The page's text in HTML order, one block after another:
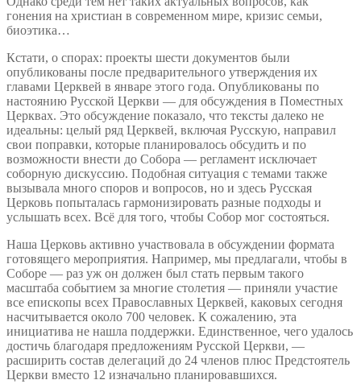
гонения на христиан в современном мире, кризис семьи,
биоэтика…
Кстати, о спорах: проекты шести документов были
опубликованы после предварительного утверждения их
главами Церквей в январе этого года. Опубликованы по
настоянию Русской Церкви — для обсуждения в Поместных
Церквах. Это обсуждение показало, что тексты далеко не
идеальны: целый ряд Церквей, включая Русскую, направил
свои поправки, которые планировалось обсудить и по
возможности внести до Собора — регламент исключает
соборную дискуссию. Подобная ситуация с темами также
вызывала много споров и вопросов, но и здесь Русская
Церковь попыталась гармонизировать разные подходы и
услышать всех. Всё для того, чтобы Собор мог состояться.
Наша Церковь активно участвовала в обсуждении формата
готовящего мероприятия. Например, мы предлагали, чтобы в
Соборе — раз уж он должен был стать первым такого
масштаба событием за многие столетия — приняли участие
все епископы всех Православных Церквей, каковых сегодня
насчитывается около 700 человек. К сожалению, эта
инициатива не нашла поддержки. Единственное, чего удалось
достичь благодаря предложениям Русской Церкви, —
расширить состав делегаций до 24 членов плюс Предстоятель
Церкви вместо 12 изначально планировавшихся.